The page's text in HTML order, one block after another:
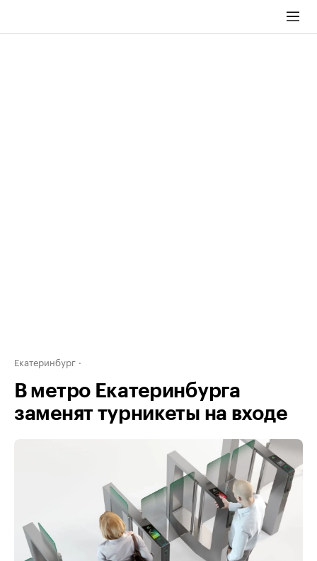
Екатеринбург
В метро Екатеринбурга
заменят турникеты на входе